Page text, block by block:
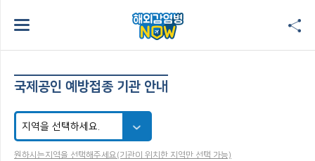
국제공인 예방접종 기관 안내
원하시는지역을 선택해주세요(기관이 위치한 지역만 선택 가능)